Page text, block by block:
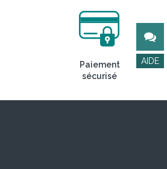
Paiement
sécurisé